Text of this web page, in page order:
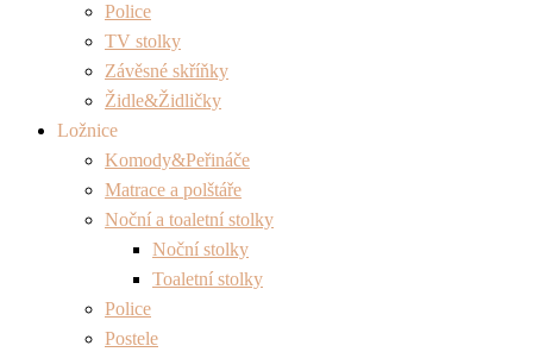
Police
TV stolky
Závěsné skříňky
Židle&Židličky
Ložnice
Komody&Peřináče
Matrace a polštáře
Noční a toaletní stolky
Noční stolky
Toaletní stolky
Police
Postele